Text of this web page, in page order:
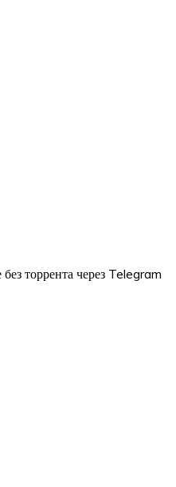
торрента через Telegram